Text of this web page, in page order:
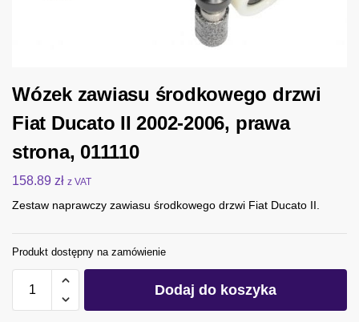
Wózek zawiasu środkowego drzwi
Fiat Ducato II 2002-2006, prawa
strona, 011110
158.89 zł z VAT
Zestaw naprawczy zawiasu środkowego drzwi Fiat Ducato II.
Produkt dostępny na zamówienie
Dodaj do koszyka